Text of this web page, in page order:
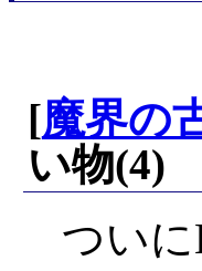
[魔界の
い物(4)
つい